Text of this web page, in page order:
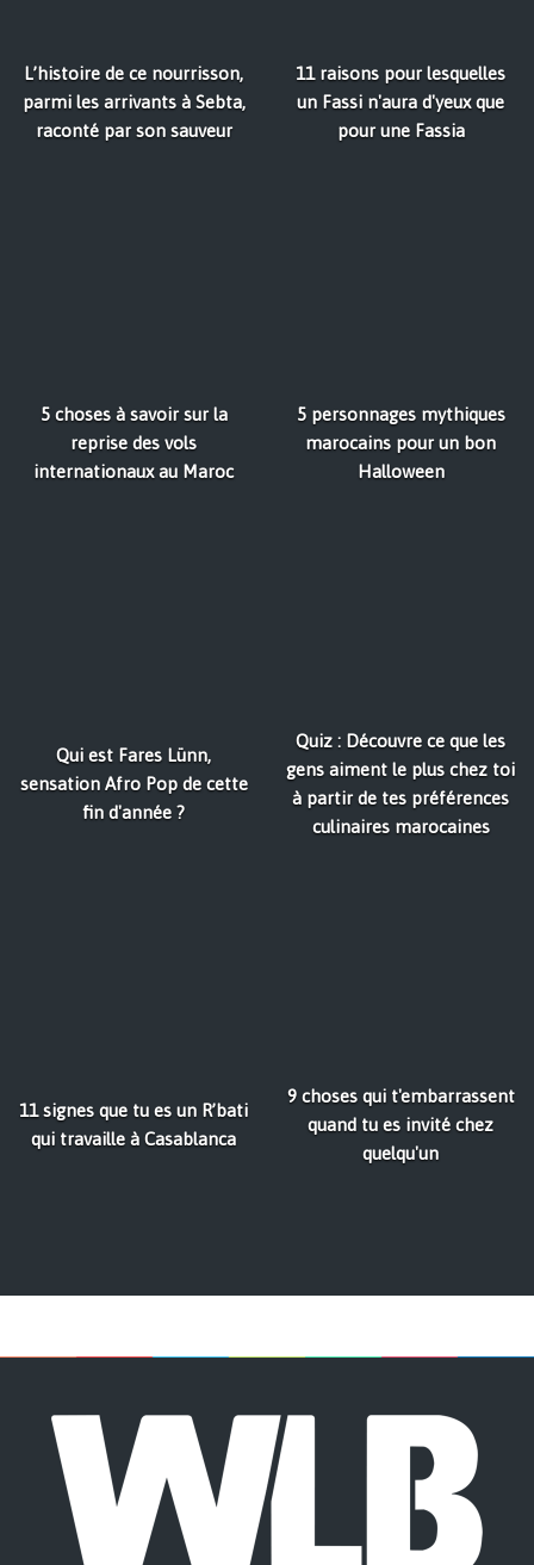
L’histoire de ce nourrisson,
parmi les arrivants à Sebta,
raconté par son sauveur
11 raisons pour lesquelles
un Fassi n'aura d'yeux que
pour une Fassia
5 choses à savoir sur la
reprise des vols
internationaux au Maroc
5 personnages mythiques
marocains pour un bon
Halloween
Qui est Fares Lünn,
sensation Afro Pop de cette
fin d'année ?
Quiz : Découvre ce que les
gens aiment le plus chez toi
à partir de tes préférences
culinaires marocaines
11 signes que tu es un R’bati
qui travaille à Casablanca
9 choses qui t'embarrassent
quand tu es invité chez
quelqu'un